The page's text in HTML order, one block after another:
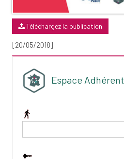
Téléchargez la publication
[20/05/2018]
Espace Adhérent